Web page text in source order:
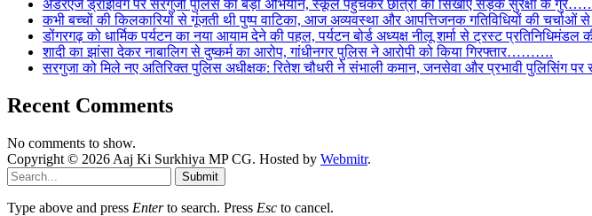
अंडरएज ड्राइविंग पर सरगुजा पुलिस का बड़ा अभियान, स्कूल पहुंचकर छात्रों को सिखाए सड़क सुरक्षा के
कभी बच्चों की किलकारियों से गूंजती थी पुष्प वाटिका, आज अव्यवस्था और आपत्तिजनक गतिविधियों की चर्चाओं
डोंगरगढ़ को धार्मिक पर्यटन का नया आयाम देने की पहल, पर्यटन बोर्ड अध्यक्ष नीलू शर्मा से ट्रस्ट
शादी का झांसा देकर नाबालिग से दुष्कर्म का आरोप, गांधीनगर पुलिस ने आरोपी को किया गिरफ्तार……….
सरगुजा को मिले नए अतिरिक्त पुलिस अधीक्षक: रितेश चौधरी ने संभाली कमान, जनसेवा और प्रभावी पुलिसिंग
Recent Comments
No comments to show.
Copyright © 2026 Aaj Ki Surkhiya MP CG. Hosted by Webmitr.
Submit
Type above and press Enterto search. Press Esc to cancel.